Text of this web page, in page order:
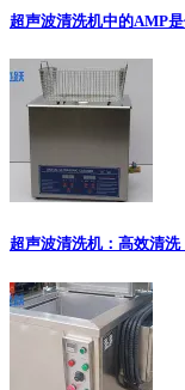
超声波清洗机中的AMP
超声波清洗机：高效清